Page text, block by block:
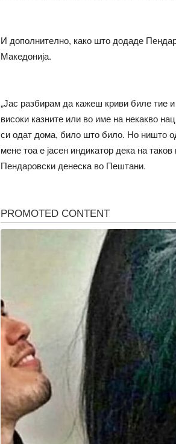
И дополнително, како што додаде
Македонија.
„Јас разбирам да кажеш криви биле тие
високи казните или во име на некакво
си одат дома, било што било. Но ништо
мене тоа е јасен индикатор дека на
Пендаровски денеска во Пештани.